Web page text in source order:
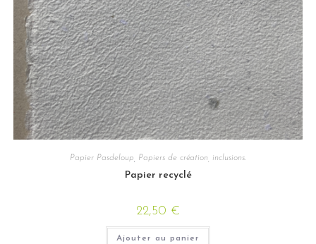
Papier Pasdeloup Papiers de création, inclusions.
Papier recyclé
22,50 €
Ajouter au panier